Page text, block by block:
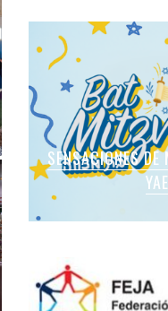
SENSACIONES
SENSACIONES
SENSACIONES
SENSACIONES
SENSACIONES